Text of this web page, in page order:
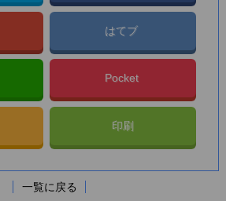
はてブ
Pocket
印刷
一覧に戻る